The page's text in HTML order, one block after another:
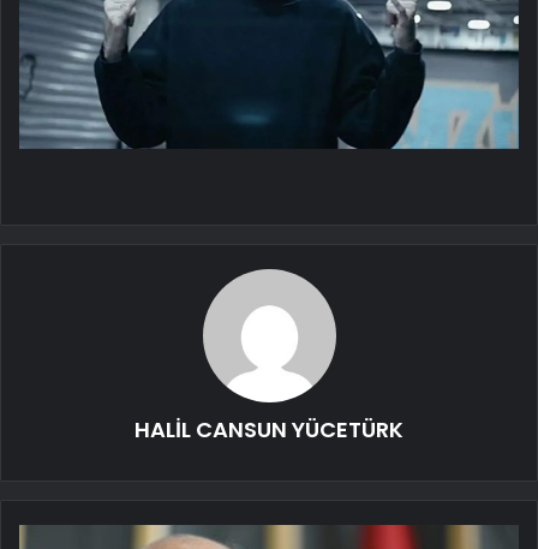
HALİL CANSUN YÜCETÜRK